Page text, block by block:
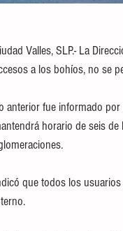
Valles, SLP.- La
a los bohíos, no se
anterior fue informado por
horario de seis
que todos los